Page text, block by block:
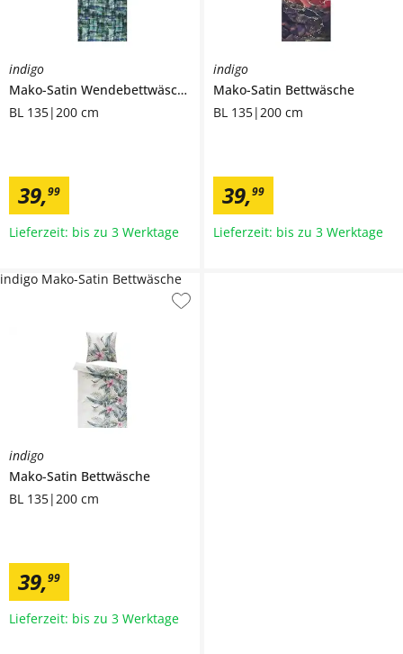
indigo
Mako-Satin Wendebettwäsche
BL 135|200 cm
39,99
Lieferzeit: bis zu 3 Werktage
indigo
Mako-Satin Bettwäsche
BL 135|200 cm
39,99
Lieferzeit: bis zu 3 Werktage
indigo
Mako-Satin Bettwäsche
BL 135|200 cm
39,99
indigo Mako-Satin Bettwäsche
Lieferzeit: bis zu 3 Werktage